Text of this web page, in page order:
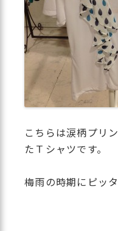
こちらは涙柄プリ
たＴシャツです。
梅雨の時期にピッ